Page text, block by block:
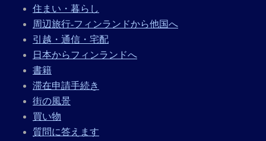
住まい・暮らし
周辺旅行-フィンランドから他国へ
引越・通信・宅配
日本からフィンランドへ
書籍
滞在申請手続き
街の風景
買い物
質問に答えます